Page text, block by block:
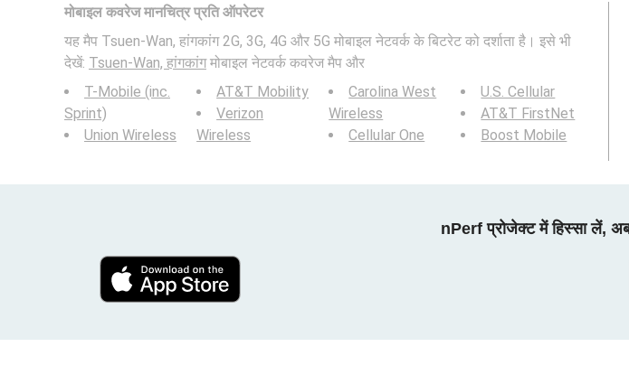
मोबाइल कवरेज मानचित्र प्रति ऑपरेटर
यह मैप Tsuen-Wan, हांगकांग 2G, 3G, 4G और 5G मोबाइल नेटवर्क के बिटरेट को दर्शाता है। इसे भी
देखें: Tsuen-Wan, हांगकांगमोबाइल नेटवर्क कवरेज मैप और
T-Mobile (inc.
Sprint)
Union Wireless
AT&T Mobility
Verizon
Wireless
Carolina West
Wireless
Cellular One
U.S. Cellular
AT&T FirstNet
Boost Mobile
nPerf प्रोजेक्ट में हिस्सा लें,